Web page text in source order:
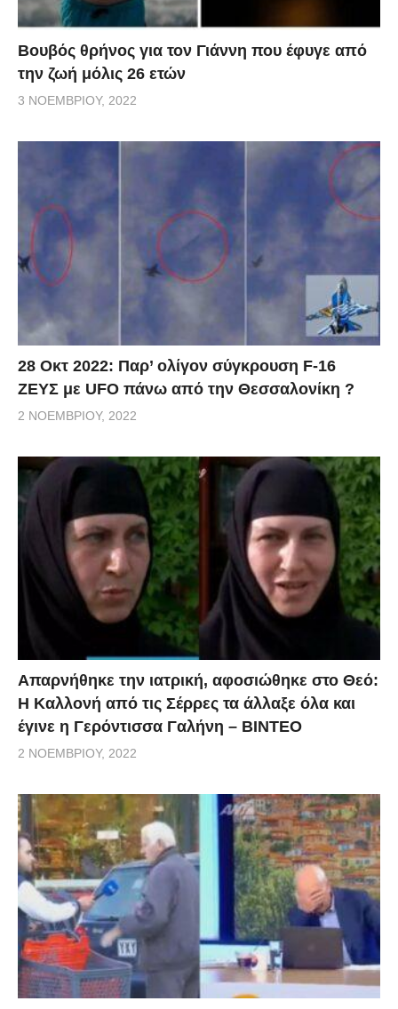
Βουβός θρήνος για τον Γιάννη που έφυγε από
την ζωή μόλις 26 ετών
3 ΝΟΕΜΒΡΊΟΥ, 2022
28 Οκτ 2022: Παρ’ ολίγον σύγκρουση F-16
ΖΕΥΣ με UFO πάνω από την Θεσσαλονίκη ?
2 ΝΟΕΜΒΡΊΟΥ, 2022
Απαρνήθηκε την ιατρική, αφοσιώθηκε στο Θεό:
Η Καλλονή από τις Σέρρες τα άλλαξε όλα και
έγινε η Γερόντισσα Γαλήνη – ΒΙΝΤΕΟ
2 ΝΟΕΜΒΡΊΟΥ, 2022